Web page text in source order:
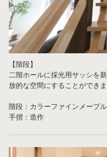
【階段】
二階ホールに採光用サッシを
放的な空間にすることができま
階段：カラーファインメープル
手摺：造作